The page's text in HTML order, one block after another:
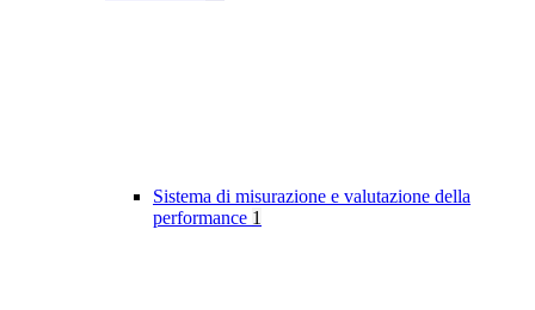
Sistema di misurazione e valutazione della
performance 1